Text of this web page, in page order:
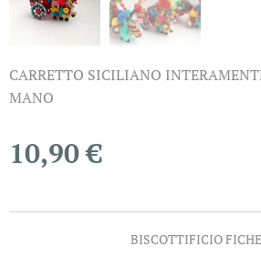
CARRETTO SICILIANO
MANO
10,90€
BISCOTTIFICIO